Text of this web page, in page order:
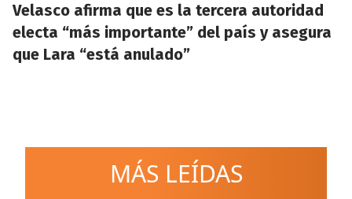
Velasco afirma que es la tercera autoridad
electa “más importante” del país y asegura
que Lara “está anulado”
MÁS LEÍDAS